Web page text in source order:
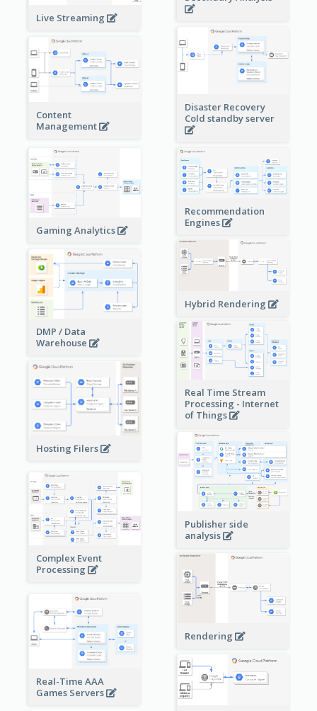
Live Streaming
Disaster Recovery
Cold standby server
Content
Management
Gaming Analytics
Recommendation
Engines
Hybrid Rendering
DMP / Data
Warehouse
Real Time Stream
Processing - Internet
of Things
Hosting Filers
Publisher side
analysis
Complex Event
Processing
Rendering
Real-Time AAA
Games Servers